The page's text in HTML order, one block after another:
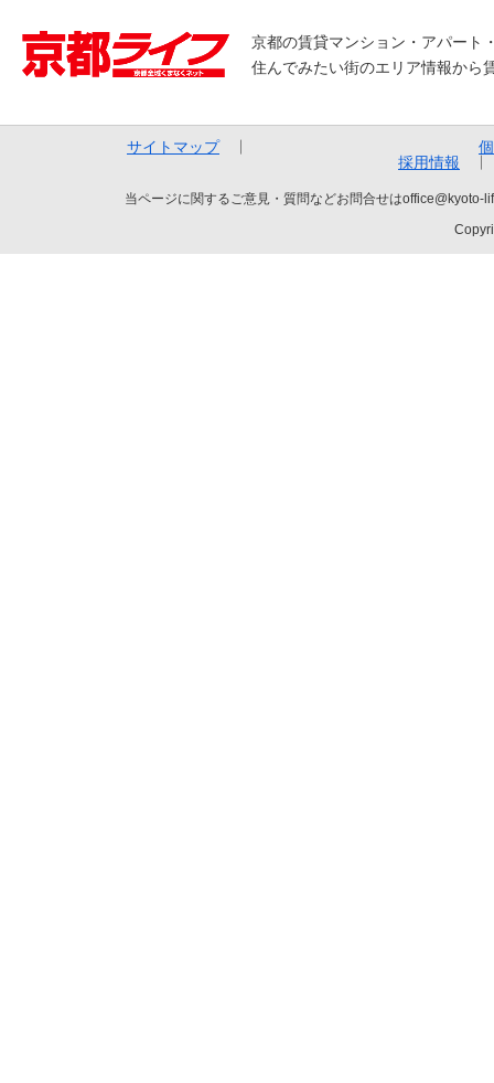
京都の賃貸マンション・アパート
住んでみたい街のエリア情報から
サイトマップ
採用情報
当ページに関するご意見・質問などお問合せは